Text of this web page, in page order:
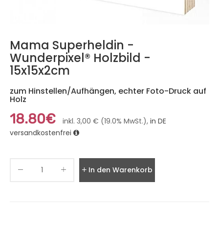
Mama Superheldin -
Wunderpixel® Holzbild -
15x15x2cm
zum Hinstellen/Aufhängen, echter Foto-Druck auf
Holz
18.80€ inkl. 3,00 € (19.0% MwSt.), in DE
versandkostenfrei
In den Warenkorb legen